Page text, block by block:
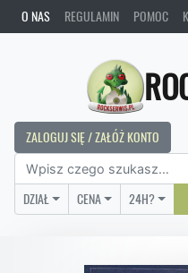
O NAS REGULAMIN POMOC
ZALOGUJ SIĘ / ZAŁÓŻ KONTO
DZIAŁ CENA 24H?